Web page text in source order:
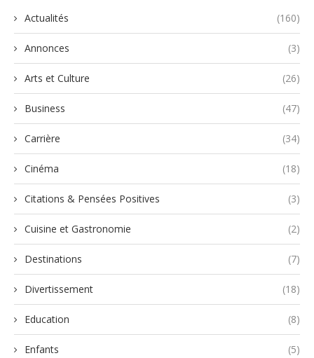
Actualités (160)
Annonces (3)
Arts et Culture (26)
Business (47)
Carrière (34)
Cinéma (18)
Citations & Pensées Positives (3)
Cuisine et Gastronomie (2)
Destinations (7)
Divertissement (18)
Education (8)
Enfants (5)